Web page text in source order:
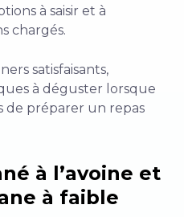
à saisir et à
chargés.
satisfaisants,
à déguster lorsque
de préparer un repas
à l’avoine et
à faible